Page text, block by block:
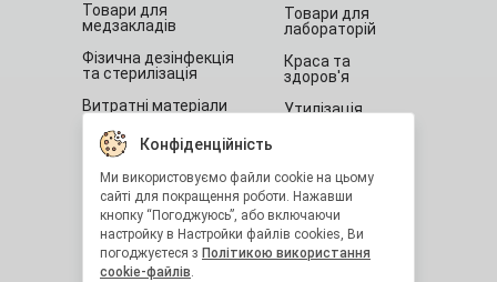
Товари для
медзакладів
Фізична дезінфекція
та стерилізація
Витратні матеріали
Товари для салонів
краси
Товари для дому
Санітарна гігієна
Товари для
лабораторій
Краса та
здоров'я
Утилізація
Засоби
індивідуального
захисту
Остання
одиниця
Про нас
Конфіденційність
Ми використовуємо файли cookie на цьому
сайті для покращення роботи. Нажавши
кнопку “Погоджуюсь”, або включаючи
настройку в Настройки файлів cookies, Ви
погоджуєтеся з Політикою використання
cookie-файлів.